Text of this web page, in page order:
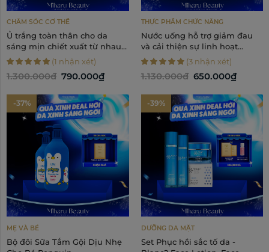
CHĂM SÓC CƠ THỂ
Ủ trắng toàn thân cho da
sáng mịn chiết xuất từ nhau
thai - Apatheia Glowing Pack
500g
(1 nhận xét)
1.300.000đ 790.000₫
THỰC PHẨM CHỨC NĂNG
Nước uống hỗ trợ giảm đau
và cải thiện sự linh hoạt
xương khớp - Glucosamine
Chondroitin 1600mg
(3 nhận xét)
1.130.000đ 650.000₫
-37%
MẸ VÀ BÉ
Bộ đôi Sữa Tắm Gội Dịu Nhẹ
-39%
DƯỠNG DA MẶT
Set Phục hồi sắc tố da -